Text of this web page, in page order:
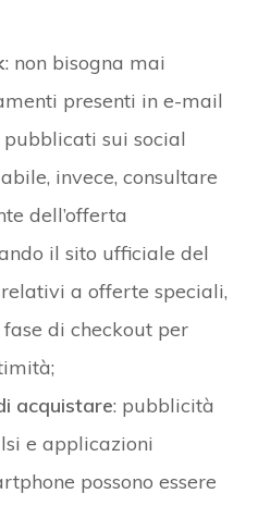
: non bisogna mai
presenti in e-mail
sui social
invece, consultare
dell’offerta
il sito ufficiale del
a offerte speciali,
di checkout per
acquistare: pubblicità
e applicazioni
possono essere